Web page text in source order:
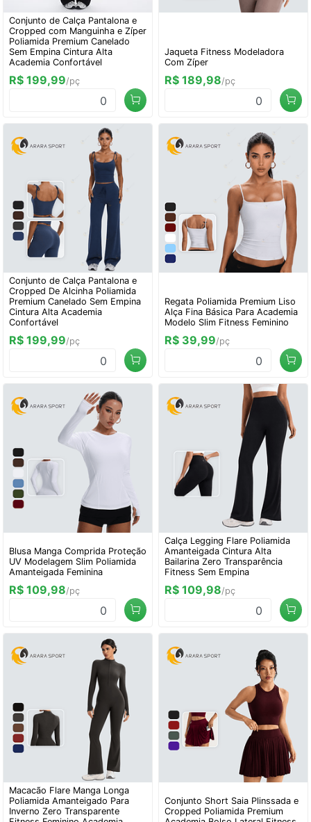
Conjunto de Calça Pantalona e
Cropped com Manguinha e Zíper
Poliamida Premium Canelado
Sem Empina Cintura Alta
Academia Confortável
R$ 199,99/pç
0
Jaqueta Fitness Modeladora
Com Zíper
R$ 189,98/pç
0
Conjunto de Calça Pantalona e
Cropped De Alcinha Poliamida
Premium Canelado Sem Empina
Cintura Alta Academia
Confortável
R$ 199,99/pç
0
Regata Poliamida Premium Liso
Alça Fina Básica Para Academia
Modelo Slim Fitness Feminino
R$ 39,99/pç
0
Blusa Manga Comprida Proteção
UV Modelagem Slim Poliamida
Amanteigada Feminina
R$ 109,98/pç
0
Calça Legging Flare Poliamida
Amanteigada Cintura Alta
Bailarina Zero Transparência
Fitness Sem Empina
R$ 109,98/pç
0
Macacão Flare Manga Longa
Poliamida Amanteigado Para
Inverno Zero Transparente
Conjunto Short Saia Plinssada e
Cropped Poliamida Premium